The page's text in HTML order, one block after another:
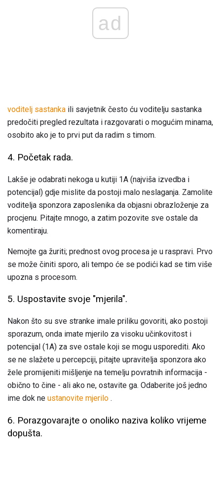
ad
voditelj sastanka ili savjetnik često ću voditelju sastanka
predočiti pregled rezultata i razgovarati o mogućim minama,
osobito ako je to prvi put da radim s timom.
4. Početak rada.
Lakše je odabrati nekoga u kutiji 1A (najviša izvedba i
potencijal) gdje mislite da postoji malo neslaganja. Zamolite
voditelja sponzora zaposlenika da objasni obrazloženje za
procjenu. Pitajte mnogo, a zatim pozovite sve ostale da
komentiraju.
Nemojte ga žuriti; prednost ovog procesa je u raspravi. Prvo
se može činiti sporo, ali tempo će se podići kad se tim više
upozna s procesom.
5. Uspostavite svoje "mjerila".
Nakon što su sve stranke imale priliku govoriti, ako postoji
sporazum, onda imate mjerilo za visoku učinkovitost i
potencijal (1A) za sve ostale koji se mogu usporediti. Ako
se ne slažete u percepciji, pitajte upravitelja sponzora ako
žele promijeniti mišljenje na temelju povratnih informacija -
obično to čine - ali ako ne, ostavite ga. Odaberite još jedno
ime dok ne ustanovite mjerilo .
6. Porazgovarajte o onoliko naziva koliko vrijeme
dopušta.